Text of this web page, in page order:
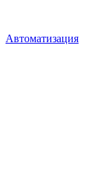
Автоматизация